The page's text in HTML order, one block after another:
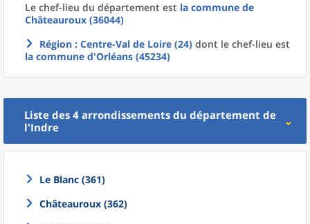
Le chef-lieu du département est la commune de
Châteauroux (36044)
Région : Centre-Val de Loire (24) dont le chef-lieu est
la commune d'Orléans (45234)
Liste des 4 arrondissements du département de
l'Indre
Le Blanc (361)
Châteauroux (362)